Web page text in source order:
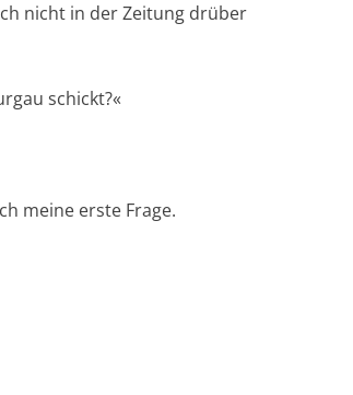
nicht in der Zeitung drüber
schickt?«
meine erste Frage.